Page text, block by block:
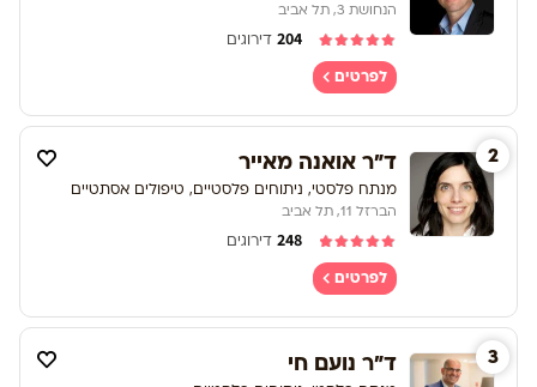
הנחושת 3, תל אביב
204 דירוגים
לפרטים
ד"ר אואנה מאייר
מנתח פלסטי, ניתוחים פלסטיים, טיפולים אסתטיים
הברזל 11, תל אביב
248 דירוגים
2
לפרטים
ד"ר נועם חי 3